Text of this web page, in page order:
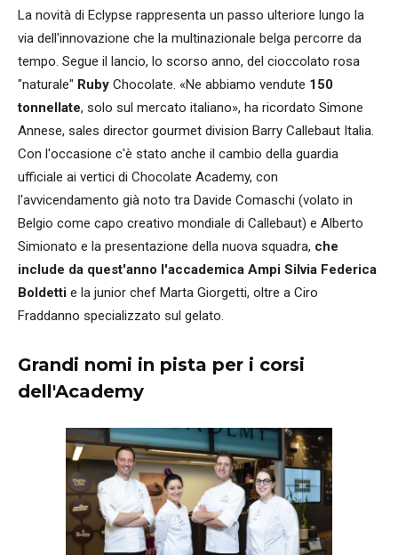
La novità di Eclypse rappresenta un passo ulteriore lungo la
via dell'innovazione che la multinazionale belga percorre da
tempo. Segue il lancio, lo scorso anno, del cioccolato rosa
"naturale" Ruby Chocolate. «Ne abbiamo vendute 150
tonnellate, solo sul mercato italiano», ha ricordato Simone
Annese, sales director gourmet division Barry Callebaut Italia.
Con l'occasione c'è stato anche il cambio della guardia
ufficiale ai vertici di Chocolate Academy, con
l'avvicendamento già noto tra Davide Comaschi (volato in
Belgio come capo creativo mondiale di Callebaut) e Alberto
Simionato e la presentazione della nuova squadra, che
include da quest'anno l'accademica Ampi Silvia Federica
Boldetti e la junior chef Marta Giorgetti, oltre a Ciro
Fraddanno specializzato sul gelato.
Grandi nomi in pista per i corsi
dell'Academy